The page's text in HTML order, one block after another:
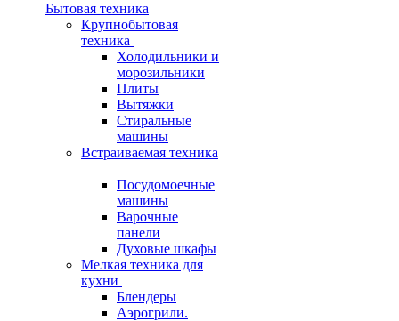
Бытовая техника
Крупнобытовая
техника
Холодильники и
морозильники
Плиты
Вытяжки
Стиральные
машины
Встраиваемая техника
Посудомоечные
машины
Варочные
панели
Духовые шкафы
Мелкая техника для
кухни
Блендеры
Аэрогрили.